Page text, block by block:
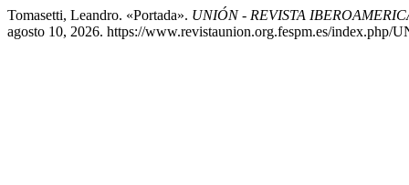
Tomasetti, Leandro. «Portada». UNIÓN - REVISTA
agosto 10, 2026. https://www.revistaunion.org.fespm.es/index.php/